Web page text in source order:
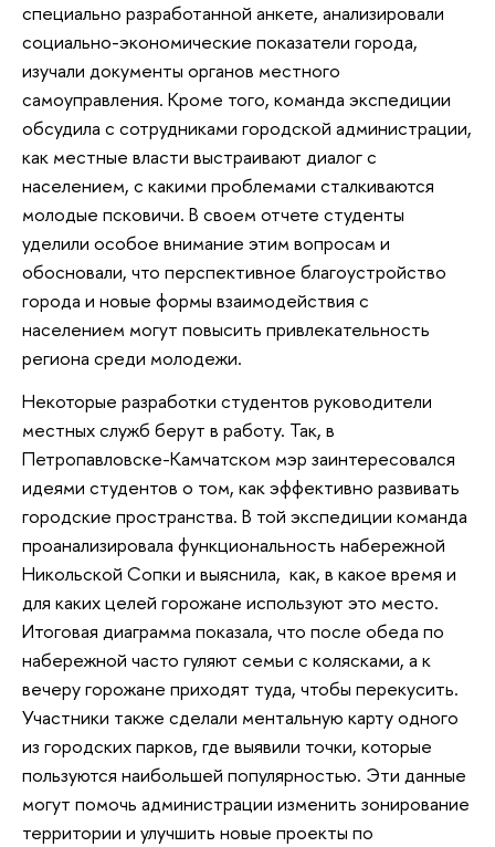
специально разработанной анкете, анализировали
социально-экономические показатели города,
изучали документы органов местного
самоуправления. Кроме того, команда экспедиции
обсудила с сотрудниками городской администрации,
как местные власти выстраивают диалог с
населением, с какими проблемами сталкиваются
молодые псковичи. В своем отчете студенты
уделили особое внимание этим вопросам и
обосновали, что перспективное благоустройство
города и новые формы взаимодействия с
населением могут повысить привлекательность
региона среди молодежи.
Некоторые разработки студентов руководители
местных служб берут в работу. Так, в
Петропавловске-Камчатском мэр заинтересовался
идеями студентов о том, как эффективно развивать
городские пространства. В той экспедиции команда
проанализировала функциональность набережной
Никольской Сопки и выяснила, как, в какое время и
для каких целей горожане используют это место.
Итоговая диаграмма показала, что после обеда по
набережной часто гуляют семьи с колясками, а к
вечеру горожане приходят туда, чтобы перекусить.
Участники также сделали ментальную карту одного
из городских парков, где выявили точки, которые
пользуются наибольшей популярностью. Эти данные
могут помочь администрации изменить зонирование
территории и улучшить новые проекты по